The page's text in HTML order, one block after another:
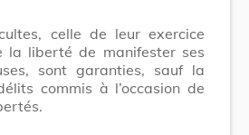
celle de leur exercice
la liberté de manifester ses
sont garanties, sauf la
commis à l’occasion de